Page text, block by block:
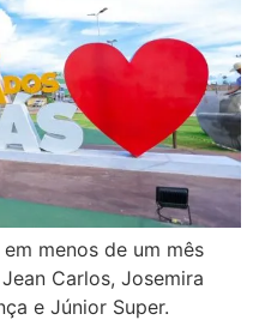
menos de um mês
Carlos, Josemira
e Júnior Super.